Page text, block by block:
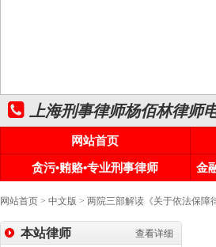
上海刑事律师杨佰林律师
网站首页
贪污•贿赂•专业刑事律师
金
网站首页 > 中文版 > 两院三部解读《关于依法保障
查看详细
本站律师